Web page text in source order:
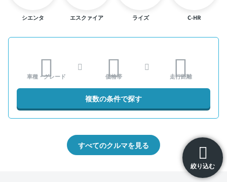
絞り込む
シエンタ エスクァイア ライズ C-HR
車種・グレード 価格帯 走行距離
複数の条件で探す
すべてのクルマを見る